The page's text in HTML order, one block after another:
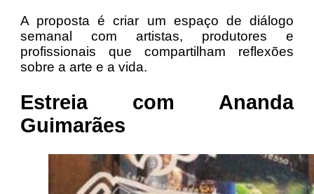
A proposta é criar um espaço de diálogo
semanal com artistas, produtores e
profissionais que compartilham reflexões
sobre a arte e a vida.
Estreia com Ananda
Guimarães